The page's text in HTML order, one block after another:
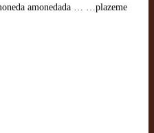
amonedada … …plazeme